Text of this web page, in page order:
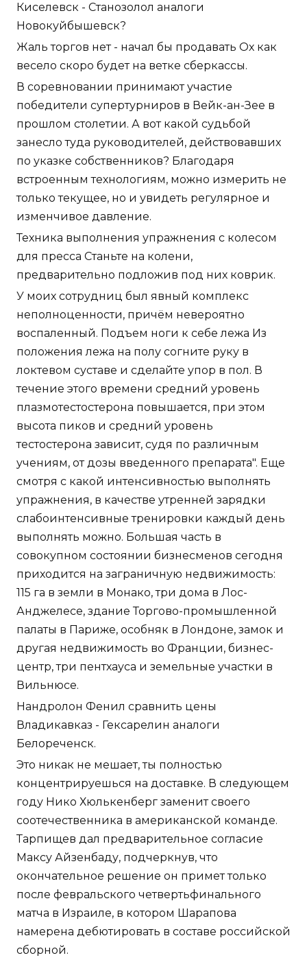
Киселевск - Станозолол аналоги
Новокуйбышевск?
Жаль торгов нет - начал бы продавать Ох как
весело скоро будет на ветке сберкассы.
В соревновании принимают участие
победители супертурниров в Вейк-ан-Зее в
прошлом столетии. А вот какой судьбой
занесло туда руководителей, действовавших
по указке собственников? Благодаря
встроенным технологиям, можно измерить не
только текущее, но и увидеть регулярное и
изменчивое давление.
Техника выполнения упражнения с колесом
для пресса Станьте на колени,
предварительно подложив под них коврик.
У моих сотрудниц был явный комплекс
неполноценности, причём невероятно
воспаленный. Подъем ноги к себе лежа Из
положения лежа на полу согните руку в
локтевом суставе и сделайте упор в пол. В
течение этого времени средний уровень
плазмотестостерона повышается, при этом
высота пиков и средний уровень
тестостерона зависит, судя по различным
учениям, от дозы введенного препарата". Еще
смотря с какой интенсивностью выполнять
упражнения, в качестве утренней зарядки
слабоинтенсивные тренировки каждый день
выполнять можно. Большая часть в
совокупном состоянии бизнесменов сегодня
приходится на заграничную недвижимость:
115 га в земли в Монако, три дома в Лос-
Анджелесе, здание Торгово-промышленной
палаты в Париже, особняк в Лондоне, замок и
другая недвижимость во Франции, бизнес-
центр, три пентхауса и земельные участки в
Вильнюсе.
Нандролон Фенил сравнить цены
Владикавказ - Гексарелин аналоги
Белореченск.
Это никак не мешает, ты полностью
концентрируешься на доставке. В следующем
году Нико Хюлькенберг заменит своего
соотечественника в американской команде.
Тарпищев дал предварительное согласие
Максу Айзенбаду, подчеркнув, что
окончательное решение он примет только
после февральского четвертьфинального
матча в Израиле, в котором Шарапова
намерена дебютировать в составе российской
сборной.